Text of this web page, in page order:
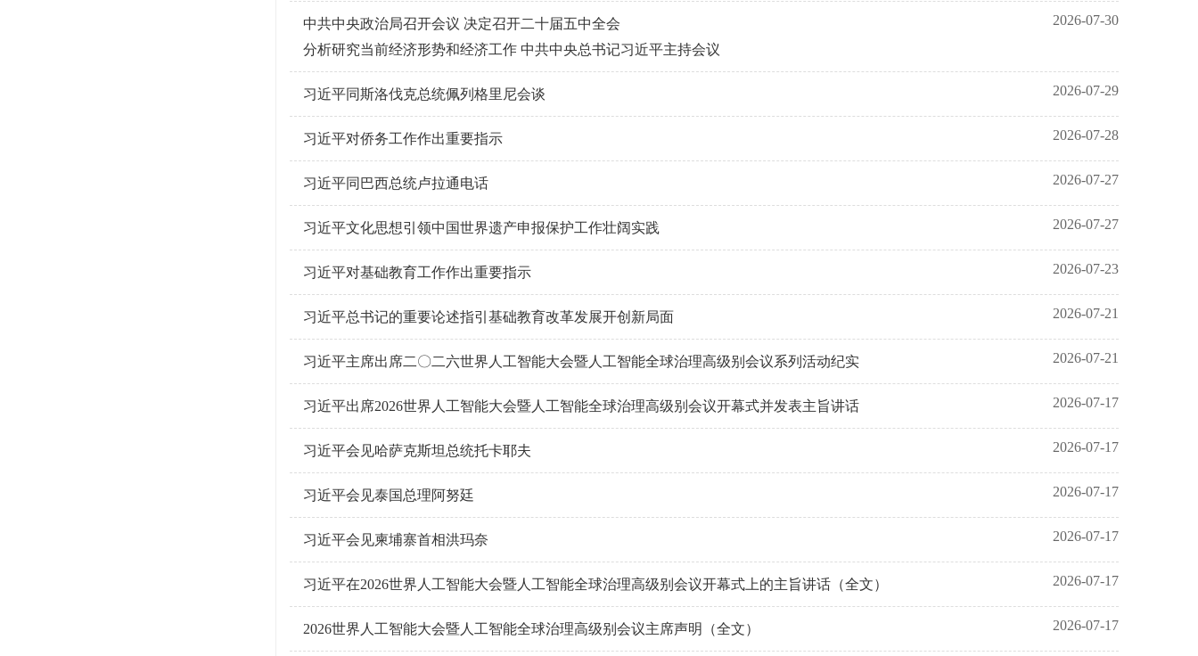
中共中央政治局召开会议 决定召开二十届五中全会
分析研究当前经济形势和经济工作 中共中央总书记习近平主持会议
2026-07-30
习近平同斯洛伐克总统佩列格里尼会谈 2026-07-29
习近平对侨务工作作出重要指示 2026-07-28
习近平同巴西总统卢拉通电话 2026-07-27
习近平文化思想引领中国世界遗产申报保护工作壮阔实践 2026-07-27
习近平对基础教育工作作出重要指示 2026-07-23
习近平总书记的重要论述指引基础教育改革发展开创新局面 2026-07-21
习近平主席出席二〇二六世界人工智能大会暨人工智能全球治理高级别会议系列活动纪实 2026-07-21
习近平出席2026世界人工智能大会暨人工智能全球治理高级别会议开幕式并发表主旨讲话 2026-07-17
习近平会见哈萨克斯坦总统托卡耶夫 2026-07-17
习近平会见泰国总理阿努廷 2026-07-17
习近平会见柬埔寨首相洪玛奈 2026-07-17
习近平在2026世界人工智能大会暨人工智能全球治理高级别会议开幕式上的主旨讲话（全文） 2026-07-17
2026世界人工智能大会暨人工智能全球治理高级别会议主席声明（全文） 2026-07-17